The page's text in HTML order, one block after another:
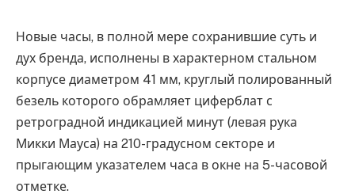
Новые часы, в полной мере сохранившие суть и
дух бренда, исполнены в характерном стальном
корпусе диаметром 41 мм, круглый полированный
безель которого обрамляет циферблат с
ретроградной индикацией минут (левая рука
Микки Мауса) на 210-градусном секторе и
прыгающим указателем часа в окне на 5-часовой
отметке.